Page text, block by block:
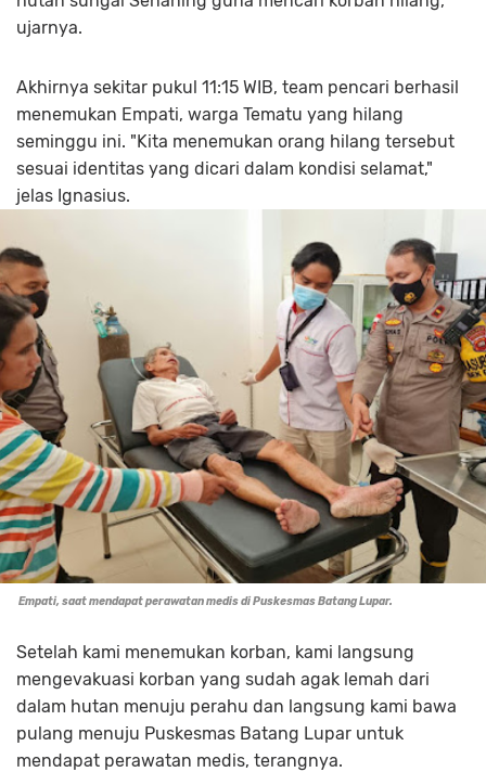
ujarnya.
Akhirnya sekitar pukul 11:15 WIB, team pencari berhasil
menemukan Empati, warga Tematu yang hilang
seminggu ini. "Kita menemukan orang hilang tersebut
sesuai identitas yang dicari dalam kondisi selamat,"
jelas Ignasius.
Empati, saat mendapat perawatan medis di Puskesmas Batang Lupar.
Setelah kami menemukan korban, kami langsung
mengevakuasi korban yang sudah agak lemah dari
dalam hutan menuju perahu dan langsung kami bawa
pulang menuju Puskesmas Batang Lupar untuk
mendapat perawatan medis, terangnya.